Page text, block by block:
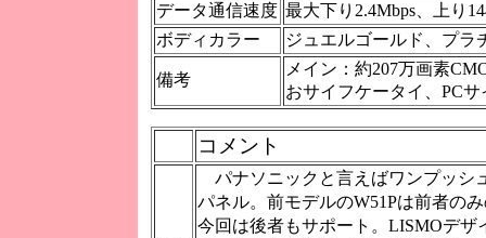
データ通信速度 最大下り2.4Mbps、上り
ボディカラー
ジュエルゴールド、プラ
備考
メイン：約207万画素
おサイフケータイ、PC
コメント
パナソニックと言えばワンプッシ
パネル。前モデルのW51Pは前者の
今回は後者もサポート。LISMOデザ